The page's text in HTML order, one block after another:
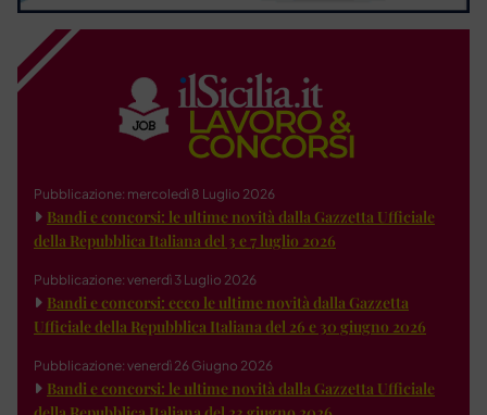
Pubblicazione: mercoledì 8 Luglio 2026
Bandi e concorsi: le ultime novità dalla Gazzetta Ufficiale
della Repubblica Italiana del 3 e 7 luglio 2026
Pubblicazione: venerdì 3 Luglio 2026
Bandi e concorsi: ecco le ultime novità dalla Gazzetta
Ufficiale della Repubblica Italiana del 26 e 30 giugno 2026
Pubblicazione: venerdì 26 Giugno 2026
Bandi e concorsi: le ultime novità dalla Gazzetta Ufficiale